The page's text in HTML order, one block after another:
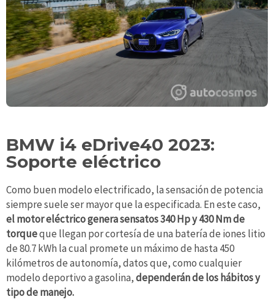
BMW i4 eDrive40 2023:
Soporte eléctrico
Como buen modelo electrificado, la sensación de potencia
siempre suele ser mayor que la especificada. En este caso,
el motor eléctrico genera sensatos 340 Hp y 430 Nm de
torqueque llegan por cortesía de una batería de iones litio
de 80.7 kWh la cual promete un máximo de hasta 450
kilómetros de autonomía, datos que, como cualquier
modelo deportivo a gasolina,dependerán de los hábitos y
tipo de manejo.